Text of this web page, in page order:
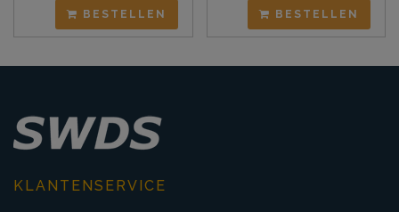
BESTELLEN BESTELLEN
KLANTENSERVICE